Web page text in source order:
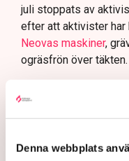
Denna webbplats
juli stoppats av
efter att aktivister har
Neovas maskiner,
ogräsfrön över täkten.